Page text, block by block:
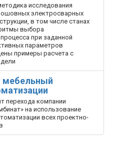
исследования
электросварных
в том числе станах
выбора
при заданной
параметров
примеры расчета с
мебельный
перехода компании
на использование
всех проектно-